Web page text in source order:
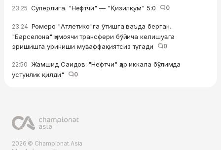
23:25 Суперлига. "Нефтчи" — "Қизилқум" 5:0 0
23:24 Ромеро "Атлетико"га ўтишга ваъда берган.
"Барселона" ҳимоячи трансфери бўйича келишувга
эришишга уриниши муваффақиятсиз тугади
0
22:50 Жамшид Саидов: "Нефтчи" ҳар иккала бўлимда
устунлик қилди"
0
2026 © Championat.Asia